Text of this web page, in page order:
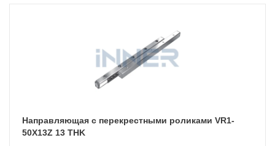
Направляющая с перекрестными роликами VR1-
50X13Z 13 THK